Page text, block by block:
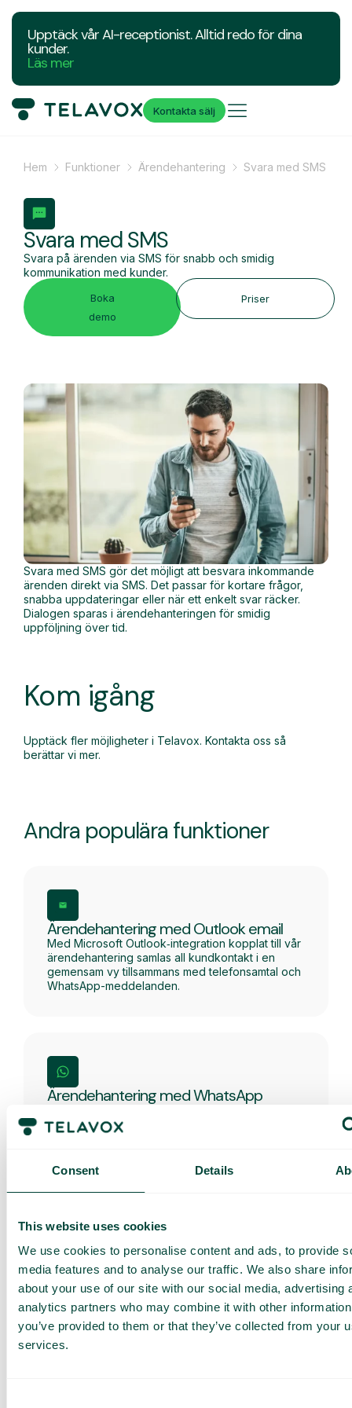
Consent Details
This website uses cookies
We use cookies to personalise content and ads, to provide
media features and to analyse our traffic. We also share
about your use of our site with our social media, advertising
analytics partners who may combine it with other
you’ve provided to them or that they’ve collected from your
services.
Upptäck vår AI-receptionist. Alltid redo för dina
kunder.
Läs mer
Kontakta sälj
Hem Funktioner Ärendehantering Svara med SMS
Svara med SMS
Svara på ärenden via SMS för snabb och smidig
kommunikation med kunder.
Boka
demo
Priser
Svara med SMS gör det möjligt att besvara inkommande
ärenden direkt via SMS. Det passar för kortare frågor,
snabba uppdateringar eller när ett enkelt svar räcker.
Dialogen sparas i ärendehanteringen för smidig
uppföljning över tid.
Kom igång
Upptäck fler möjligheter i Telavox. Kontakta oss så
berättar vi mer.
Andra populära funktioner
Ärendehantering med Outlook email
Med Microsoft Outlook‑integration kopplat till vår
ärendehantering samlas all kundkontakt i en
gemensam vy tillsammans med telefonsamtal och
WhatsApp-meddelanden.
Ärendehantering med WhatsApp
snabbt, enkelt och personligt i en kanal de redan
Ärendehantering med AI
Låt vårt AI verktyg fånga och summera era
kundsamtal för en effektivare ärendehantering.